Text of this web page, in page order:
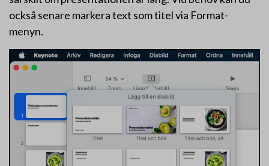
också senare markera text som titel via Format-
menyn.